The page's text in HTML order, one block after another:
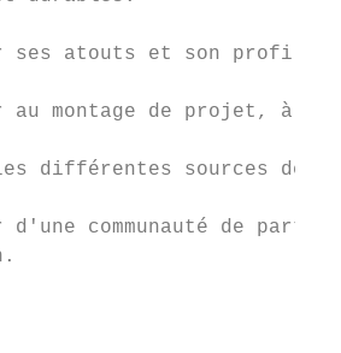
ses atouts et son profil
au montage de projet, à la
différentes sources de
d'une communauté de